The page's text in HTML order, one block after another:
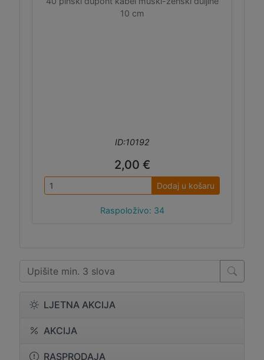
LJETNA AKCIJA
AKCIJA
RASPRODAJA
10 cm
ID:10192
2,00 €
Dodaj u košaru
Raspoloživo: 34